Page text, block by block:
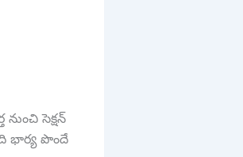
సెక్షన్
భార్య పొందే